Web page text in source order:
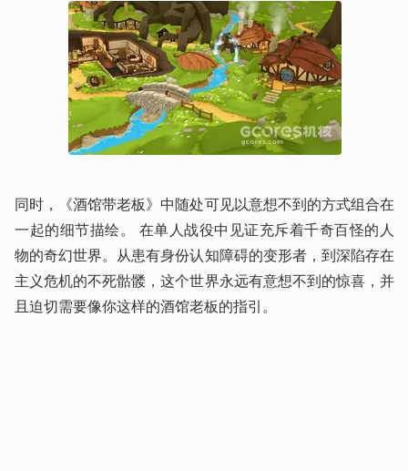
同时，《酒馆带老板》中随处可见以意想不到的方式组合在
一起的细节描绘。 在单人战役中见证充斥着千奇百怪的人
物的奇幻世界。从患有身份认知障碍的变形者，到深陷存在
主义危机的不死骷髅，这个世界永远有意想不到的惊喜，并
且迫切需要像你这样的酒馆老板的指引。